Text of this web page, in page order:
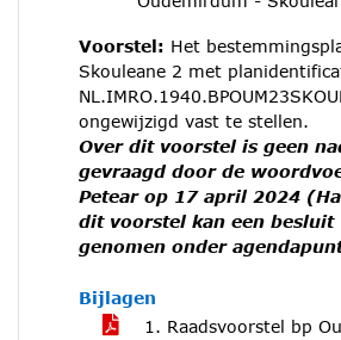
Voorstel: Het
Skouleane 2 met
ongewijzigd vast te stellen.
Over dit voorstel is geen
gevraagd door de
Petear op 17 april 2024
dit voorstel kan een besluit
genomen onder
Bijlagen
1. Raadsvoorstel bp